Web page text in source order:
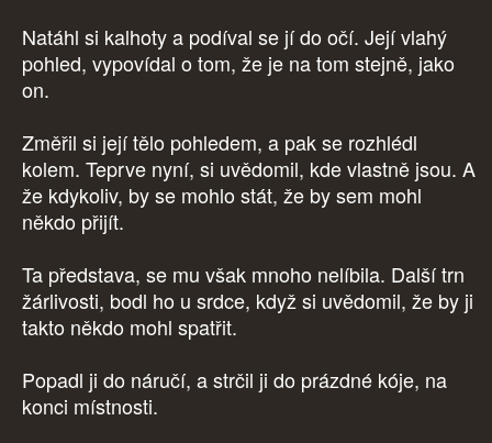
Natáhl si kalhoty a podíval se jí do očí. Její vlahý
pohled, vypovídal o tom, že je na tom stejně, jako
on.
Změřil si její tělo pohledem, a pak se rozhlédl
kolem. Teprve nyní, si uvědomil, kde vlastně jsou. A
že kdykoliv, by se mohlo stát, že by sem mohl
někdo přijít.
Ta představa, se mu však mnoho nelíbila. Další trn
žárlivosti, bodl ho u srdce, když si uvědomil, že by ji
takto někdo mohl spatřit.
Popadl ji do náručí, a strčil ji do prázdné kóje, na
konci místnosti.